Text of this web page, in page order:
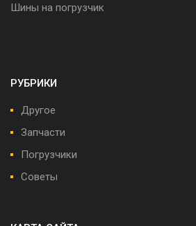
Шины на погрузчик
РУБРИКИ
Другое
Запчасти
Погрузчики
Советы